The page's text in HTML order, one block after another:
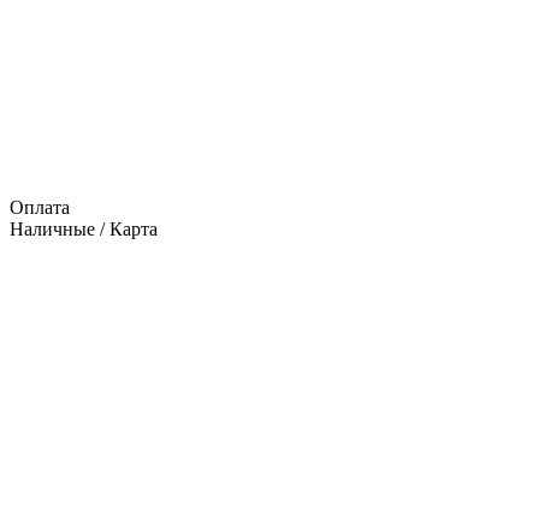
Оплата
Наличные / Карта